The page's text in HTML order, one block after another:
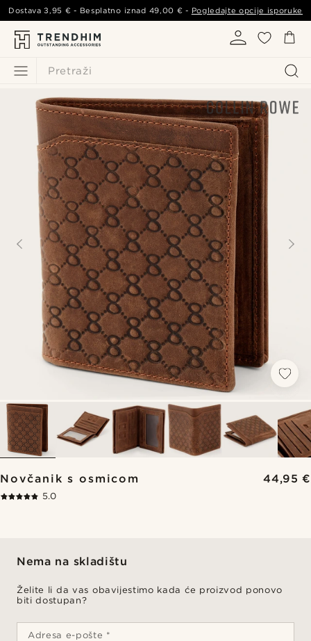
Pretraži
Dostava3,95 € - Besplatno iznad 49,00 € - Pogledajte opcije isporuke
Novčanik s osmicom 44,95 €
5.0
Nema na skladištu
Želite li da vas obavijestimo kada će proizvod ponovo
biti dostupan?
Adresa e-pošte *